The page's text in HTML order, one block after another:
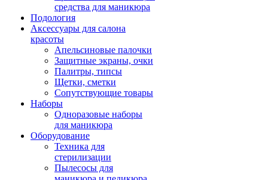
средства для маникюра
Подология
Аксессуары для салона
красоты
Апельсиновые палочки
Защитные экраны, очки
Палитры, типсы
Щетки, сметки
Сопутствующие товары
Наборы
Одноразовые наборы
для маникюра
Оборудование
Техника для
стерилизации
Пылесосы для